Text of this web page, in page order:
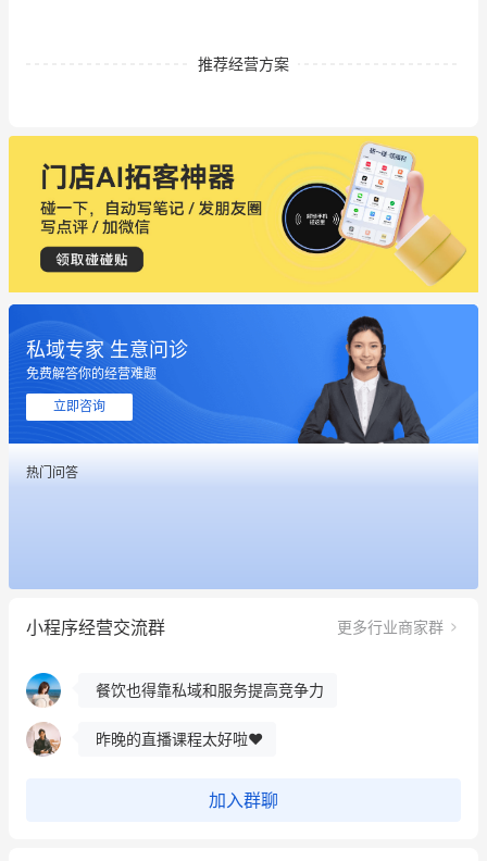
推荐经营方案
私域专家 生意问诊
免费解答你的经营难题
立即咨询
热门问答
小程序经营交流群 更多行业商家群
这个营销策划案例推荐大家看一下
用有赞就能在微信、小红书同时经营了
餐饮也得靠私域和服务提高竞争力
这个营销策划案例推荐大家看一下
用有赞就能在微信、小红书同时经营了
餐饮也得靠私域和服务提高竞争力
昨晚的直播课程太好啦❤️
加入群聊